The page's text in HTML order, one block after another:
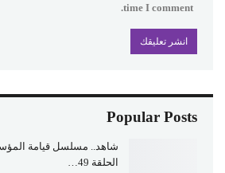
time I comment.
Popular Posts
شاهد.. مسلسل قيامة
الحلقة 49…